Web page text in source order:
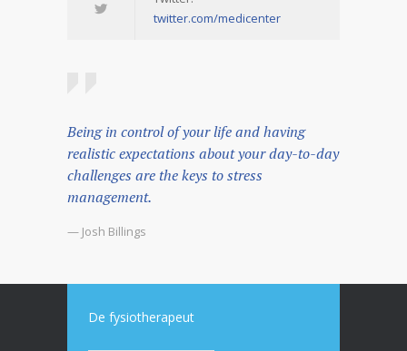
twitter.com/medicenter
Being in control of your life and having
realistic expectations about your day-to-day
challenges are the keys to stress
management.
— Josh Billings
De fysiotherapeut